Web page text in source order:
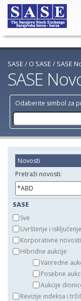
SASE / O SASE / SASE
Odaberite simbol za
SASE
Novosti
Pretraži novosti:
SASE
Sve
Uvrštenje i
Korporativne novosti
Hibridne aukcije
Vanredne
Posebne
Aukcije
Revizije indeksa i